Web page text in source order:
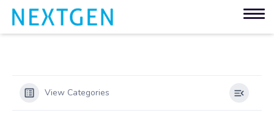
View Categories